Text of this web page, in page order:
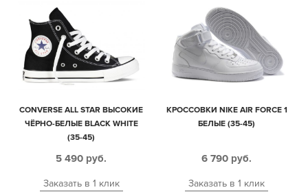
CONVERSE ALL STAR ВЫСОКИЕ
ЧЁРНО-БЕЛЫЕ BLACK WHITE
(35-45)
5 490 руб.
Заказать в 1 клик
КРОССОВКИ NIKE AIR FORCE 1
БЕЛЫЕ (35-45)
6 790 руб.
Заказать в 1 клик